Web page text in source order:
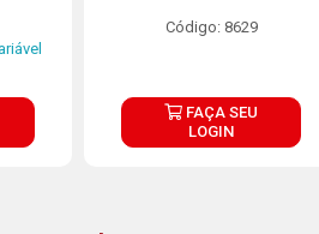
Código: 8629
FAÇA SEU
LOGIN